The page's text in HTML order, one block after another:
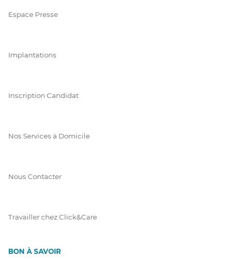
Espace Presse
Implantations
Inscription Candidat
Nos Services à Domicile
Nous Contacter
Travailler chez Click&Care
BON À SAVOIR